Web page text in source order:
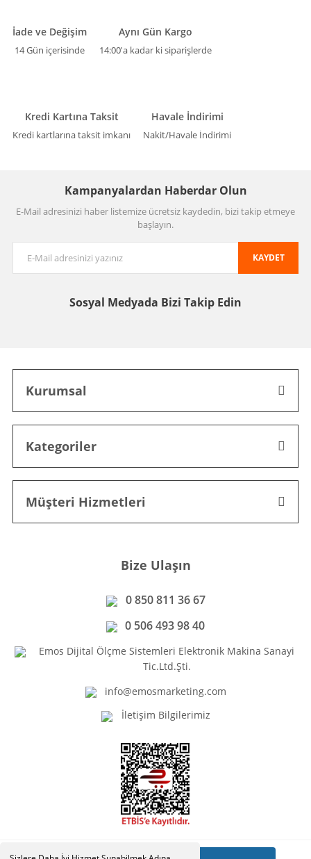
İade ve Değişim
14 Gün içerisinde
Aynı Gün Kargo
14:00'a kadar ki siparişlerde
Kredi Kartına Taksit
Kredi kartlarına taksit imkanı
Havale İndirimi
Nakit/Havale İndirimi
Kampanyalardan Haberdar Olun
E-Mail adresinizi haber listemize ücretsiz kaydedin, bizi takip etmeye
başlayın.
KAYDET
Sosyal Medyada Bizi Takip Edin
Kurumsal
Kategoriler
Müşteri Hizmetleri
Bize Ulaşın
0 850 811 36 67
0 506 493 98 40
Emos Dijital Ölçme Sistemleri Elektronik Makina Sanayi
Tic.Ltd.Şti.
info@emosmarketing.com
İletişim Bilgilerimiz